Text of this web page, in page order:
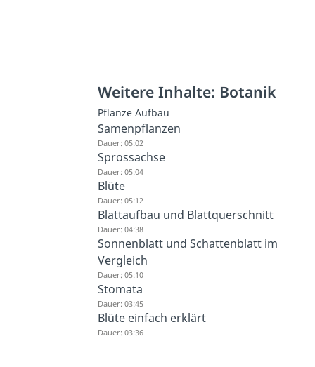
Weitere Inhalte: Botanik
Pflanze Aufbau
Samenpflanzen
Dauer: 05:02
Sprossachse
Dauer: 05:04
Blüte
Dauer: 05:12
Blattaufbau und Blattquerschnitt
Dauer: 04:38
Sonnenblatt und Schattenblatt im
Vergleich
Dauer: 05:10
Stomata
Dauer: 03:45
Blüte einfach erklärt
Dauer: 03:36